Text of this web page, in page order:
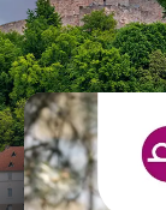
Wichernweg